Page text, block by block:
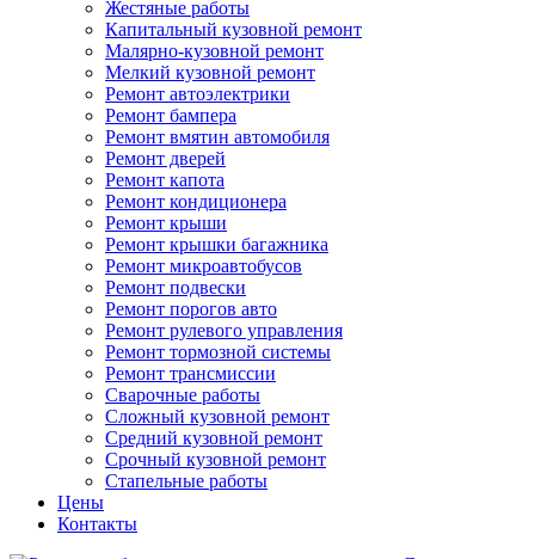
Жестяные работы
Капитальный кузовной ремонт
Малярно-кузовной ремонт
Мелкий кузовной ремонт
Ремонт автоэлектрики
Ремонт бампера
Ремонт вмятин автомобиля
Ремонт дверей
Ремонт капота
Ремонт кондиционера
Ремонт крыши
Ремонт крышки багажника
Ремонт микроавтобусов
Ремонт подвески
Ремонт порогов авто
Ремонт рулевого управления
Ремонт тормозной системы
Ремонт трансмиссии
Сварочные работы
Сложный кузовной ремонт
Средний кузовной ремонт
Срочный кузовной ремонт
Стапельные работы
Цены
Контакты